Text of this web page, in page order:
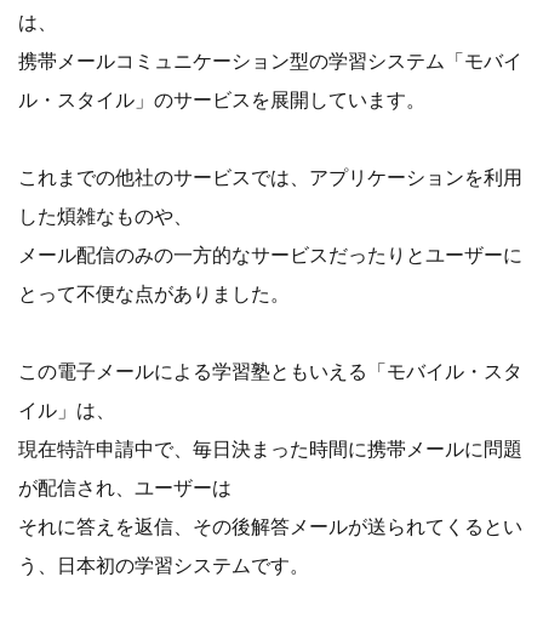
は、
携帯メールコミュニケーション型の学習システム「モバイ
ル・スタイル」のサービスを展開しています。
これまでの他社のサービスでは、アプリケーションを利用
した煩雑なものや、
メール配信のみの一方的なサービスだったりとユーザーに
とって不便な点がありました。
この電子メールによる学習塾ともいえる「モバイル・スタ
イル」は、
現在特許申請中で、毎日決まった時間に携帯メールに問題
が配信され、ユーザーは
それに答えを返信、その後解答メールが送られてくるとい
う、日本初の学習システムです。